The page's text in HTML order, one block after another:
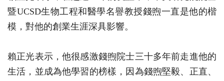
暨UCSD生物工程和醫學名譽教授錢煦一直是他的楷
模，對他的創業生涯深具影響。
賴正光表示，他很感激錢煦院士三十多年前走進他的
生活，並成為他學習的榜樣，因為錢煦堅毅、正直、